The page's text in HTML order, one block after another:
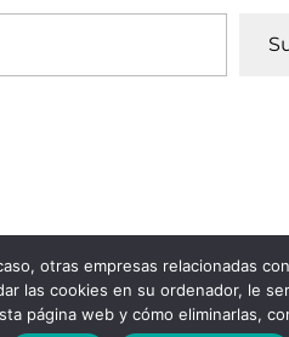
otras empresas relacionadas
las cookies en su ordenador, le
página web y cómo eliminarlas,